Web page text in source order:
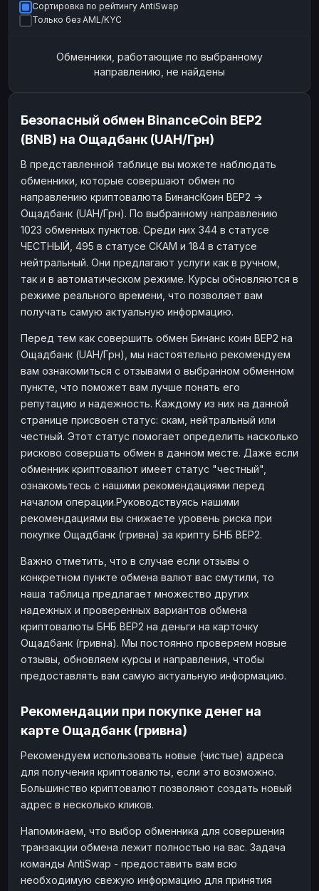
Binance
RUB
ВТБ
СБЕР
ВТБ
ДЕНЕЖНЫЕ ПЕРЕВОДЫ
ЗК USD
WU USD
ЗК
НАЛИЧНЫЕ ДЕНЬГИ
Наличные
Наличные USD
Наличные KZT
Наличные
Наличные
Наличные
Сортировка по рейтингу AntiSwap
Только без AML/KYC
Обменники, работающие по выбранному
направлению, не найдены
Безопасный обмен BinanceCoin BEP2
(BNB) на Ощадбанк (UAH/Грн)
В представленной таблице вы можете наблюдать
обменники, которые совершают обмен по
направлению криптовалюта БинансКоин BEP2 →
Ощадбанк (UAH/Грн). По выбранному направлению
1023 обменных пунктов. Среди них 344 в статусе
ЧЕСТНЫЙ, 495 в статусе СКАМ и 184 в статусе
нейтральный. Они предлагают услуги как в ручном,
так и в автоматическом режиме. Курсы обновляются в
режиме реального времени, что позволяет вам
получать самую актуальную информацию.
Перед тем как совершить обмен Бинанс коин BEP2 на
Ощадбанк (UAH/Грн), мы настоятельно рекомендуем
вам ознакомиться с отзывами о выбранном обменном
пункте, что поможет вам лучше понять его
репутацию и надежность. Каждому из них на данной
странице присвоен статус: скам, нейтральный или
честный. Этот статус помогает определить насколько
рисково совершать обмен в данном месте. Даже если
обменник криптовалют имеет статус "честный",
ознакомьтесь с нашими рекомендациями перед
началом операции.Руководствуясь нашими
рекомендациями вы снижаете уровень риска при
покупке Ощадбанк (гривна) за крипту БНБ BEP2.
Важно отметить, что в случае если отзывы о
конкретном пункте обмена валют вас смутили, то
наша таблица предлагает множество других
надежных и проверенных вариантов обмена
криптовалюты БНБ BEP2 на деньги на карточку
Ощадбанк (гривна). Мы постоянно проверяем новые
отзывы, обновляем курсы и направления, чтобы
предоставлять вам самую актуальную информацию.
Рекомендации при покупке денег на
карте Ощадбанк (гривна)
Рекомендуем использовать новые (чистые) адреса
для получения криптовалюты, если это возможно.
Большинство криптовалют позволяют создать новый
адрес в несколько кликов.
Напоминаем, что выбор обменника для совершения
транзакции обмена лежит полностью на вас. Задача
команды AntiSwap - предоставить вам всю
необходимую свежую информацию для принятия